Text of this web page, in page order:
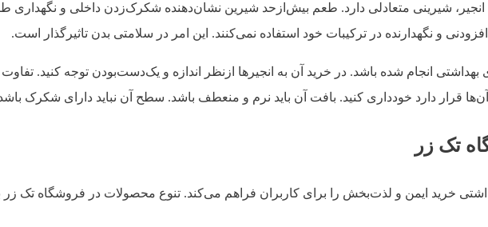
شیرینی متعادلی دارد. طعم بیش‌ازحد شیرین نشان‌دهنده شکرک‌زدن داخلی و نگهداری
و نگهدارنده در ترکیبات خود استفاده نمی‌کنند. این امر در سلامتی بدن تاثیرگذار است.
بهداشتی انجام شده باشد. در خرید آن به انجیرها ازنظر اندازه و یک‌دست‌بودن توجه کنید. تفاوت
قرار دارد خودداری کنید. بافت آن باید نرم و منعطف باشد. سطح آن نباید دارای شکرک
تک زر
خرید ایمن و لذت‌بخش را برای کاربران فراهم می‌کند. تنوع محصولات در فروشگاه تک زر